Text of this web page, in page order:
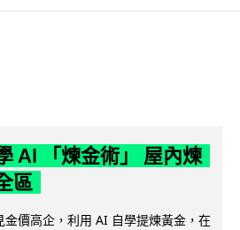
AI 「煉金術」 屋內煉
區
金價高企，利用 AI 自學提煉黃金，在